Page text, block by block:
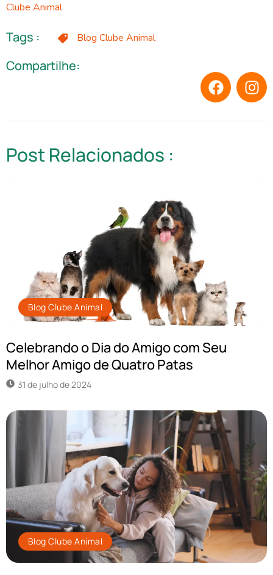
Clube Animal
Tags : Blog Clube Animal
Compartilhe:
Post Relacionados :
Blog Clube Animal
Celebrando o Dia do Amigo com Seu
Melhor Amigo de Quatro Patas
31 de julho de 2024
Blog Clube Animal